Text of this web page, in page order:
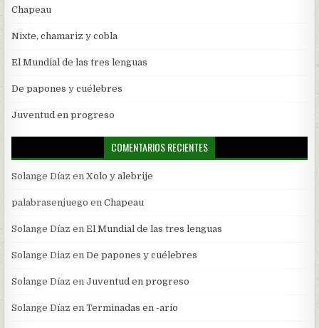
Chapeau
Nixte, chamariz y cobla
El Mundial de las tres lenguas
De papones y cuélebres
Juventud en progreso
COMENTARIOS RECIENTES
Solange Díaz enXolo y alebrije
palabrasenjuego enChapeau
Solange Díaz enEl Mundial de las tres lenguas
Solange Diaz enDe papones y cuélebres
Solange Díaz enJuventud en progreso
Solange Díaz enTerminadas en -ario